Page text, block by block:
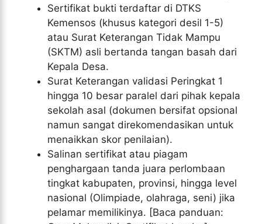
Sertifikat bukti terdaftar di DTKS
Kemensos (khusus kategori desil 1-5)
atau Surat Keterangan Tidak Mampu
(SKTM) asli bertanda tangan basah dari
Kepala Desa.
Surat Keterangan validasi Peringkat 1
hingga 10 besar paralel dari pihak kepala
sekolah asal (dokumen bersifat opsional
namun sangat direkomendasikan untuk
menaikkan skor penilaian).
Salinan sertifikat atau piagam
penghargaan tanda juara perlombaan
tingkat kabupaten, provinsi, hingga level
nasional (Olimpiade, olahraga, seni) jika
pelamar memilikinya. [Baca panduan: